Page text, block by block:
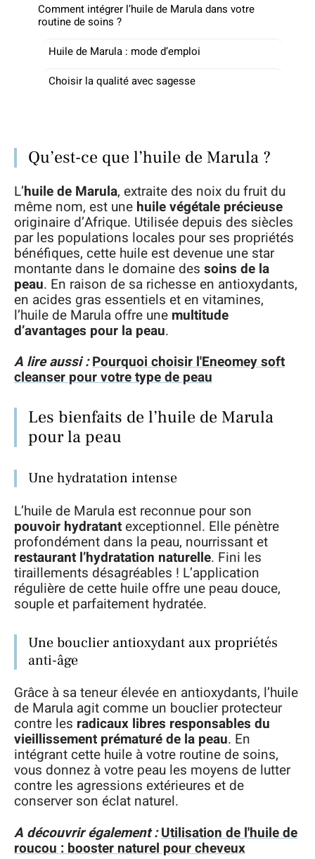
Comment intégrer l’huile de Marula dans votre
routine de soins ?
Huile de Marula : mode d’emploi
Choisir la qualité avec sagesse
Qu’est-ce que l’huile de Marula ?
L’huile de Marula, extraite des noix du fruit du
même nom, est une huile végétale précieuse
originaire d’Afrique. Utilisée depuis des siècles
par les populations locales pour ses propriétés
bénéfiques, cette huile est devenue une star
montante dans le domaine des soins de la
peau. En raison de sa richesse en antioxydants,
en acides gras essentiels et en vitamines,
l’huile de Marula offre une multitude
d’avantages pour la peau.
A lire aussi :Pourquoi choisir l'Eneomey soft
cleanser pour votre type de peau
Les bienfaits de l’huile de Marula
pour la peau
Une hydratation intense
L’huile de Marula est reconnue pour son
pouvoir hydratantexceptionnel. Elle pénètre
profondément dans la peau, nourrissant et
restaurant l’hydratation naturelle. Fini les
tiraillements désagréables ! L’application
régulière de cette huile offre une peau douce,
souple et parfaitement hydratée.
Une bouclier antioxydant aux propriétés
anti-âge
Grâce à sa teneur élevée en antioxydants, l’huile
de Marula agit comme un bouclier protecteur
contre les radicaux libres responsables du
vieillissement prématuré de la peau. En
intégrant cette huile à votre routine de soins,
vous donnez à votre peau les moyens de lutter
contre les agressions extérieures et de
conserver son éclat naturel.
A découvrir également : Utilisation de l'huile de
roucou : booster naturel pour cheveux